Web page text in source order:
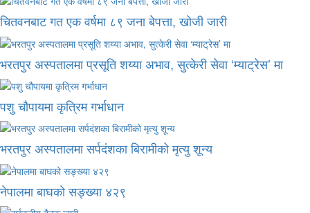
चितवनबाट गत एक वर्षमा ८९ जना बेपत्ता, खोजी जारी
भरतपुर अस्पतालमा प्रसूति शय्या अभाव, सुत्केरी सेवा ‘म्याट्रेस’ मा
पशु चौपायमा कृत्रिम गर्भाधान
भरतपुर अस्पतालमा सर्पदंशका बिरामीको मृत्यु शून्य
नेपालमा बाघको सङ्ख्या ४२९